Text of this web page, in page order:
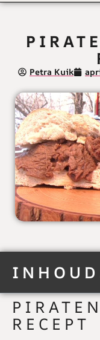
Petra Kuik
RECEPT